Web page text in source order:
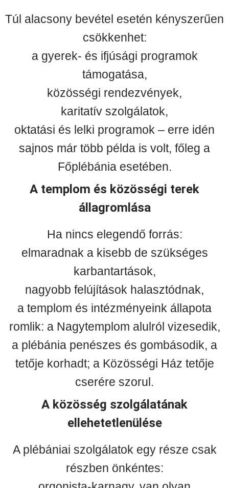
Túl alacsony bevétel esetén kényszerűen
csökkenhet:
a gyerek- és ifjúsági programok
támogatása,
közösségi rendezvények,
karitatív szolgálatok,
oktatási és lelki programok – erre idén
sajnos már több példa is volt, főleg a
Főplébánia esetében.
A templom és közösségi terek
állagromlása
Ha nincs elegendő forrás:
elmaradnak a kisebb de szükséges
karbantartások,
nagyobb felújítások halasztódnak,
a templom és intézményeink állapota
romlik: a Nagytemplom alulról vizesedik,
a plébánia penészes és gombásodik, a
tetője korhadt; a Közösségi Ház tetője
cserére szorul.
A közösség szolgálatának
ellehetetlenülése
A plébániai szolgálatok egy része csak
részben önkéntes: